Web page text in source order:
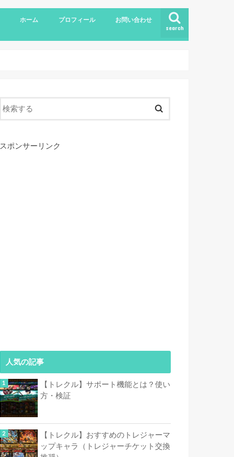
search
ホーム プロフィール お問い合わせ
スポンサーリンク
人気の記事
【トレクル】サポート機能とは？使い
方・検証
【トレクル】おすすめのトレジャーマ
ップキャラ（トレジャーチケット交換